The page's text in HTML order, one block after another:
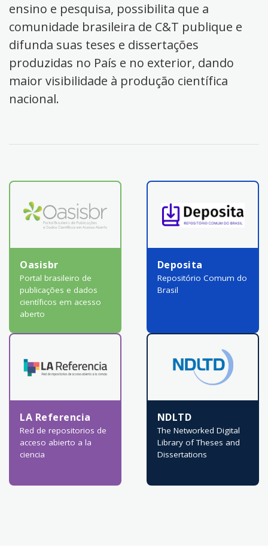
ensino e pesquisa, possibilita que a
comunidade brasileira de C&T publique e
difunda suas teses e dissertações
produzidas no País e no exterior, dando
maior visibilidade à produção científica
nacional.
Oasisbr
Portal brasileiro de
publicações e dados
científicos em acesso
aberto
Deposita
Repositório Comum do
Brasil
LA Referencia
Red de repositorios de
acceso abierto a la
ciencia
NDLTD
The Networked Digital
Library of Theses and
Dissertations